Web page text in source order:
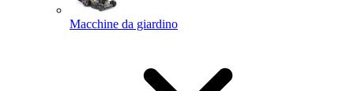
Macchine da giardino